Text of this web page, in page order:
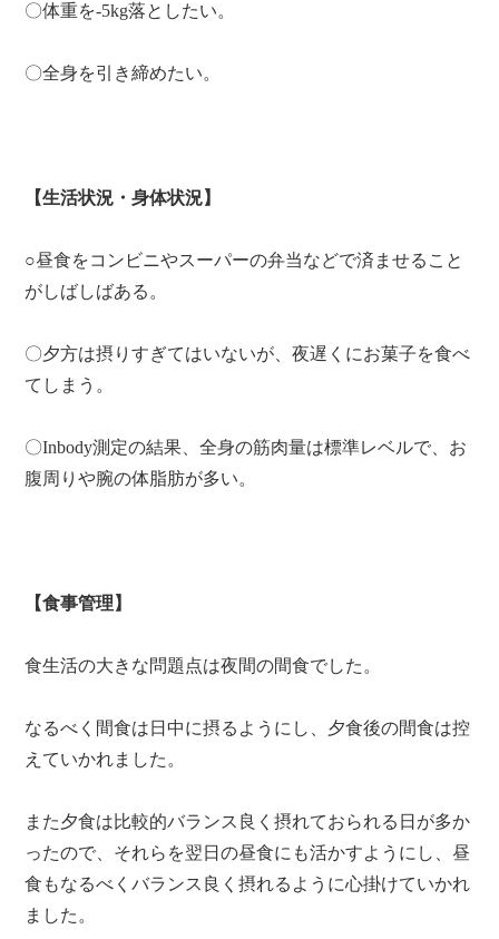
〇体重を-5kg落としたい。
〇全身を引き締めたい。
【生活状況・身体状況】
○昼食をコンビニやスーパーの弁当などで済ませること
がしばしばある。
〇夕方は摂りすぎてはいないが、夜遅くにお菓子を食べ
てしまう。
〇Inbody測定の結果、全身の筋肉量は標準レベルで、お
腹周りや腕の体脂肪が多い。
【食事管理】
食生活の大きな問題点は夜間の間食でした。
なるべく間食は日中に摂るようにし、夕食後の間食は控
えていかれました。
また夕食は比較的バランス良く摂れておられる日が多か
ったので、それらを翌日の昼食にも活かすようにし、昼
食もなるべくバランス良く摂れるように心掛けていかれ
ました。